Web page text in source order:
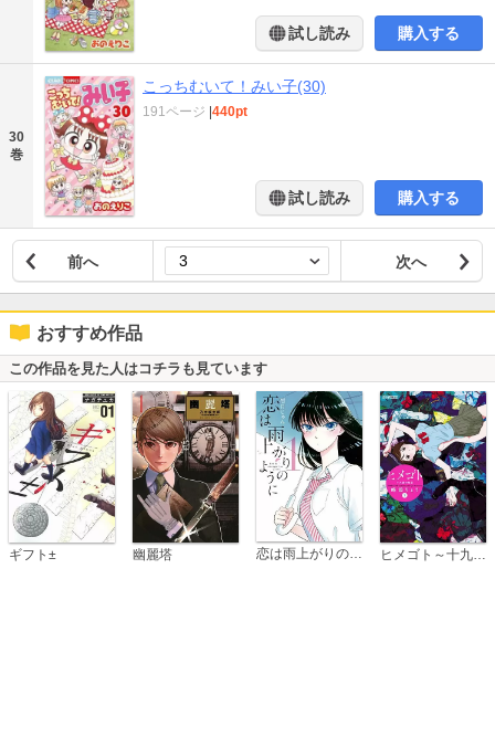
試し読み 購入する
30
巻
こっちむいて！みい子(30)
191ページ 440pt
試し読み 購入する
前へ 次へ
おすすめ作品
この作品を見た人はコチラも見ています
ギフト± 幽麗塔 恋は雨上がりのように